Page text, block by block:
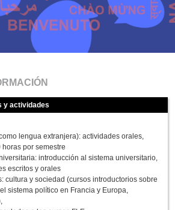
y actividades
lengua extranjera): actividades orales,
por semestre
introducción al sistema universitario,
escritos y orales
cultura y sociedad (cursos introductorios sobre
sistema político en Francia y Europa,